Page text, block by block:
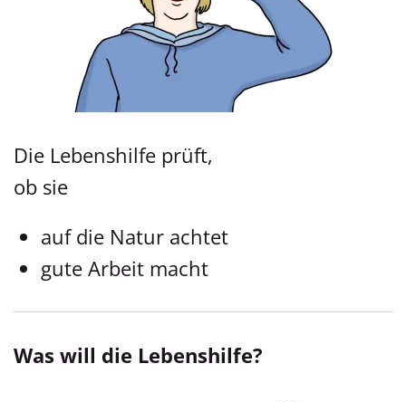
Die Lebenshilfe prüft,
ob sie
auf die Natur achtet
gute Arbeit macht
Was will die Lebenshilfe?